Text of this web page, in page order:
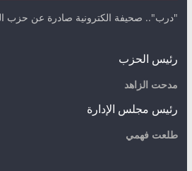
"درب".. صحيفة الكترونية صادرة عن حزب
رئيس الحزب
مدحت الزاهد
رئيس مجلس الإدارة
طلعت فهمي